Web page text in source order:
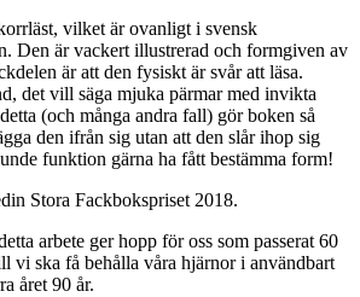
vilket är ovanligt i svensk
Den är vackert illustrerad och formgiven av
är att den fysiskt är svår att läsa.
det vill säga mjuka pärmar med invikta
(och många andra fall) gör boken så
den ifrån sig utan att den slår ihop sig
funktion gärna ha fått bestämma form!
Stora Fackbokspriset 2018.
arbete ger hopp för oss som passerat 60
vi ska få behålla våra hjärnor i användbart
året 90 år.